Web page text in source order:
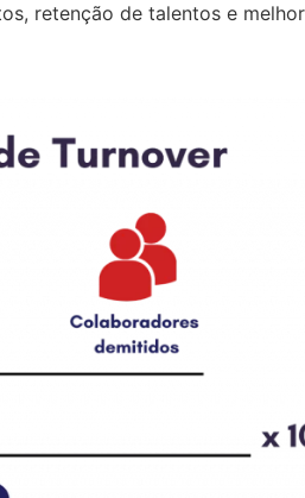
retenção de talentos e